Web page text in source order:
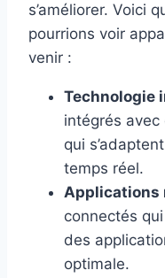
s’améliorer. Voici
pourrions voir
venir :
Technologie
intégrés
qui
temps réel.
Applications
connectés
des
optimale.